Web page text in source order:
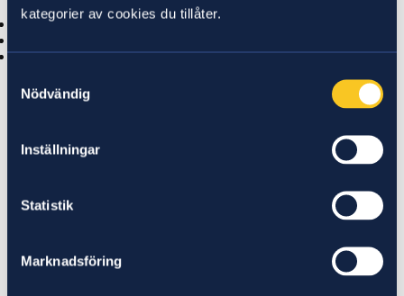
kategorier av cookies du tillåter.
Nödvändig
Inställningar
Statistik
Marknadsföring
din senaste månadslön
hur många veckor du studerar
Ersättningen beräknas som om du har studiemedel
från CSN (bidrag och grundlån) – även om du inte tar ut
2) eller 50 procent (termin 3-4) av din tidigare lön. Du
kan aldrig få mer ersättning än gränsen för CSN:s
studiestöd?